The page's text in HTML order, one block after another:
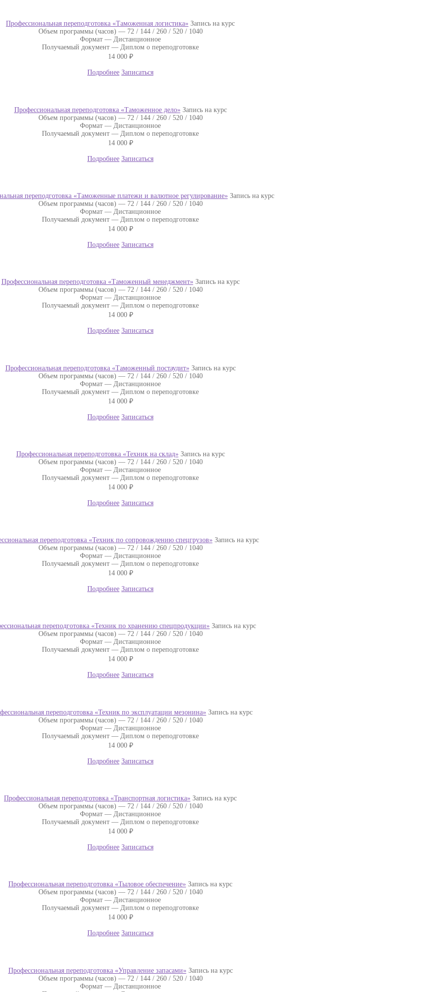
Профессиональная переподготовка «Таможенная логистика» Запись на курс
Объем программы (часов) — 72 / 144 / 260 / 520 / 1040
Формат — Дистанционное
Получаемый документ — Диплом о переподготовке
14 000 ₽
Подробнее Записаться
Профессиональная переподготовка «Таможенное дело» Запись на курс
Объем программы (часов) — 72 / 144 / 260 / 520 / 1040
Формат — Дистанционное
Получаемый документ — Диплом о переподготовке
14 000 ₽
Подробнее Записаться
переподготовка «Таможенные платежи и валютное регулирование» Запись на курс
Объем программы (часов) — 72 / 144 / 260 / 520 / 1040
Формат — Дистанционное
Получаемый документ — Диплом о переподготовке
14 000 ₽
Подробнее Записаться
Профессиональная переподготовка «Таможенный менеджмент» Запись на курс
Объем программы (часов) — 72 / 144 / 260 / 520 / 1040
Формат — Дистанционное
Получаемый документ — Диплом о переподготовке
14 000 ₽
Подробнее Записаться
Профессиональная переподготовка «Таможенный постаудит» Запись на курс
Объем программы (часов) — 72 / 144 / 260 / 520 / 1040
Формат — Дистанционное
Получаемый документ — Диплом о переподготовке
14 000 ₽
Подробнее Записаться
Профессиональная переподготовка «Техник на склад» Запись на курс
Объем программы (часов) — 72 / 144 / 260 / 520 / 1040
Формат — Дистанционное
Получаемый документ — Диплом о переподготовке
14 000 ₽
Подробнее Записаться
переподготовка «Техник по сопровождению спецгрузов» Запись на курс
Объем программы (часов) — 72 / 144 / 260 / 520 / 1040
Формат — Дистанционное
Получаемый документ — Диплом о переподготовке
14 000 ₽
Подробнее Записаться
переподготовка «Техник по хранению спецпродукции» Запись на курс
Объем программы (часов) — 72 / 144 / 260 / 520 / 1040
Формат — Дистанционное
Получаемый документ — Диплом о переподготовке
14 000 ₽
Подробнее Записаться
переподготовка «Техник по эксплуатации мезонина» Запись на курс
Объем программы (часов) — 72 / 144 / 260 / 520 / 1040
Формат — Дистанционное
Получаемый документ — Диплом о переподготовке
14 000 ₽
Подробнее Записаться
Профессиональная переподготовка «Транспортная логистика» Запись на курс
Объем программы (часов) — 72 / 144 / 260 / 520 / 1040
Формат — Дистанционное
Получаемый документ — Диплом о переподготовке
14 000 ₽
Подробнее Записаться
Профессиональная переподготовка «Тыловое обеспечение» Запись на курс
Объем программы (часов) — 72 / 144 / 260 / 520 / 1040
Формат — Дистанционное
Получаемый документ — Диплом о переподготовке
14 000 ₽
Подробнее Записаться
Профессиональная переподготовка «Управление запасами» Запись на курс
Объем программы (часов) — 72 / 144 / 260 / 520 / 1040
Формат — Дистанционное